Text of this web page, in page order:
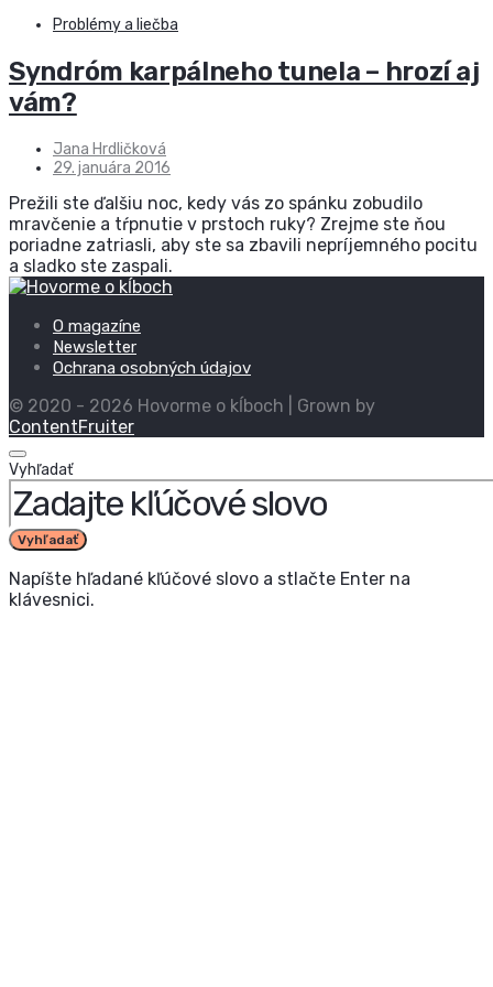
Problémy a liečba
Syndróm karpálneho tunela – hrozí aj
vám?
Jana Hrdličková
29. januára 2016
Prežili ste ďalšiu noc, kedy vás zo spánku zobudilo
mravčenie a tŕpnutie v prstoch ruky? Zrejme ste ňou
poriadne zatriasli, aby ste sa zbavili nepríjemného pocitu
a sladko ste zaspali.
O magazíne
Newsletter
Ochrana osobných údajov
© 2020 - 2026 Hovorme o kĺboch | Grown by
ContentFruiter
Vyhľadať
Vyhľadať
Napíšte hľadané kľúčové slovo a stlačte Enter na
klávesnici.